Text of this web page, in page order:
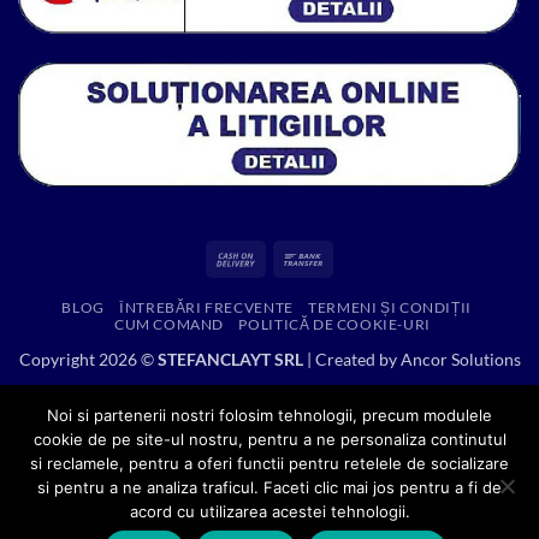
Cash
Delivery
BLOG ÎNTREBĂRI FRECVENTE
TERMENI ȘI CONDIȚII
CUM COMAND
POLITICĂ DE COOKIE-URI
Copyright 2026 ©STEFANCLAYT SRL| Created byAncor Solutions
Noi si partenerii nostri folosim tehnologii, precum modulele
cookie de pe site-ul nostru, pentru a ne personaliza continutul
si reclamele, pentru a oferi functii pentru retelele de socializare
si pentru a ne analiza traficul. Faceti clic mai jos pentru a fi de
acord cu utilizarea acestei tehnologii.